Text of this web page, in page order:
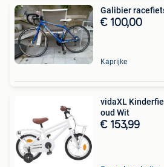
Galibier
€ 100,00
Kaprijke
vidaXL
oud Wit
€ 153,99